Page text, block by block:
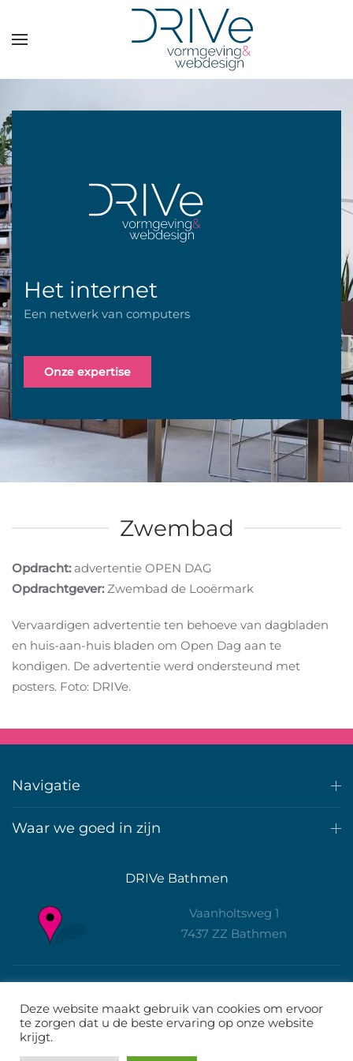
Overslaan en naar de inhoud gaan
Het internet
Een netwerk van computers
Onze expertise
Zwembad
Opdracht:advertentie OPEN DAG
Opdrachtgever:Zwembad de Looërmark
Vervaardigen advertentie ten behoeve van dagbladen
en huis-aan-huis bladen om Open Dag aan te
kondigen. De advertentie werd ondersteund met
posters. Foto: DRIVe.
Navigatie
Waar we goed in zijn
DRIVe Bathmen
Vaanholtsweg 1
7437 ZZ Bathmen
Wout +31 6 55300143
Denise +31 628147712
Deze website maakt gebruik van cookies om ervoor
te zorgen dat u de beste ervaring op onze website
krijgt.